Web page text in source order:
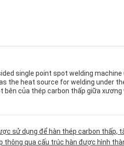
single point spot welding
the heat source for welding under
của thép carbon thấp giữa xương
sử dụng để hàn thép carbon thấp,
thông qua cấu trúc hàn được hình